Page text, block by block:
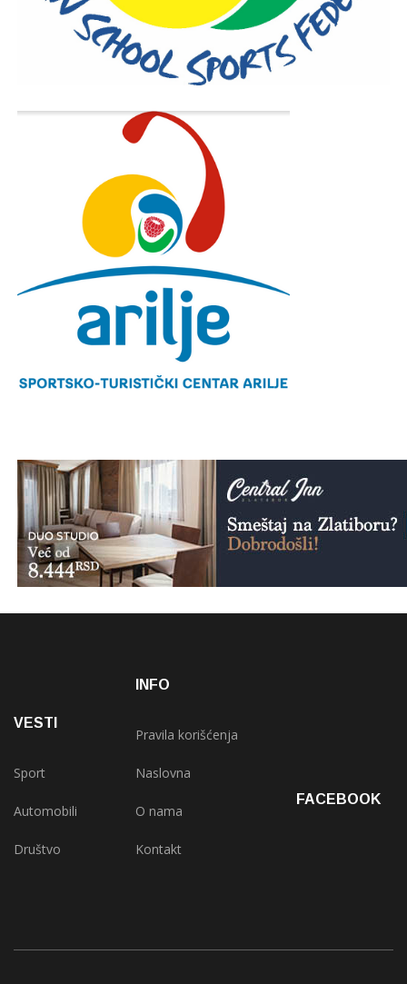
VESTI
Sport
Automobili
Društvo
INFO
Pravila korišćenja
Naslovna
O nama
Kontakt
FACEBOOK